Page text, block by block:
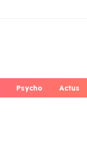
Psycho Actus